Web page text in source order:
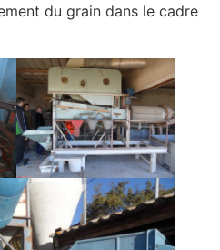
du grain dans le cadre